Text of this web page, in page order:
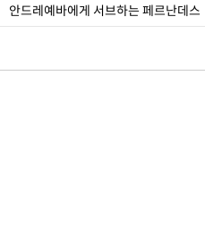
안드레예바에게 서브하는 페르난데스